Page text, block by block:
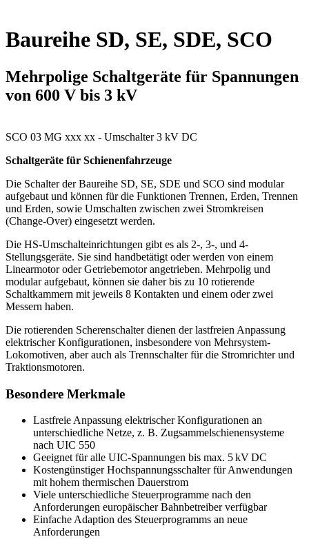
Baureihe SD, SE, SDE, SCO
Mehrpolige Schaltgeräte für Spannungen
von 600 V bis 3 kV
SCO 03 MG xxx xx - Umschalter 3 kV DC
Schaltgeräte für Schienenfahrzeuge
Die Schalter der Baureihe SD, SE, SDE und SCO sind modular
aufgebaut und können für die Funktionen Trennen, Erden, Trennen
und Erden, sowie Umschalten zwischen zwei Stromkreisen
(Change-Over) eingesetzt werden.
Die HS-Umschalteinrichtungen gibt es als 2-, 3-, und 4-
Stellungsgeräte. Sie sind handbetätigt oder werden von einem
Linearmotor oder Getriebe­motor angetrieben. Mehrpolig und
modular aufgebaut, können sie daher bis zu 10 rotierende
Schaltkammern mit jeweils 8 Kontakten und einem oder zwei
Messern haben.
Die rotierenden Scherenschalter dienen der lastfreien Anpassung
elek­trischer Konfigurationen, insbesondere von Mehrsystem-
Lokomotiven, aber auch als Trennschalter für die Stromrichter und
Traktionsmotoren.
Besondere Merkmale
Lastfreie Anpassung elektrischer Konfigurationen an
unterschiedliche Netze, z. B. Zugsammelschienensysteme
nach UIC 550
Geeignet für alle UIC-Spannungen bis max. 5 kV DC
Kostengünstiger Hochspannungsschalter für Anwendungen
mit hohem thermischen Dauerstrom
Viele unterschiedliche Steuerprogramme nach den
Anforderungen europäischer Bahnbetreiber verfügbar
Einfache Adaption des Steuerprogramms an neue
Anforderungen